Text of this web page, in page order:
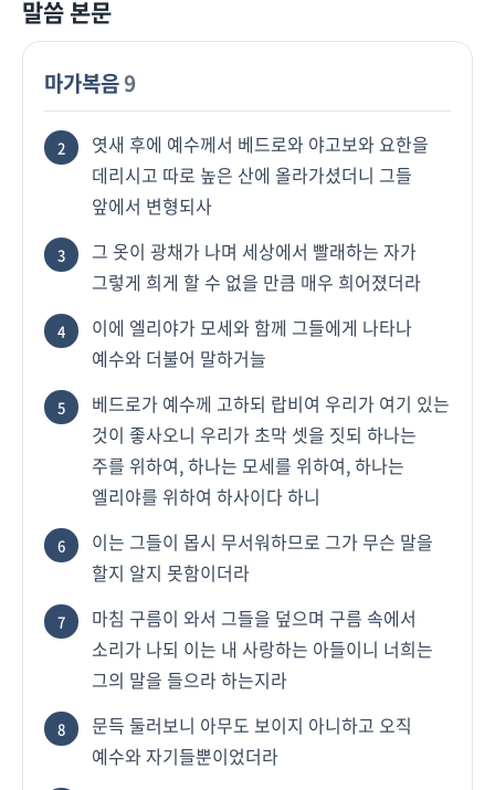
말씀 본문
마가복음9
2
엿새 후에 예수께서 베드로와 야고보와 요한을
데리시고 따로 높은 산에 올라가셨더니 그들
앞에서 변형되사
3
그 옷이 광채가 나며 세상에서 빨래하는 자가
그렇게 희게 할 수 없을 만큼 매우 희어졌더라
4
이에 엘리야가 모세와 함께 그들에게 나타나
예수와 더불어 말하거늘
5
베드로가 예수께 고하되 랍비여 우리가 여기 있는
것이 좋사오니 우리가 초막 셋을 짓되 하나는
주를 위하여, 하나는 모세를 위하여, 하나는
엘리야를 위하여 하사이다 하니
6
이는 그들이 몹시 무서워하므로 그가 무슨 말을
할지 알지 못함이더라
7
마침 구름이 와서 그들을 덮으며 구름 속에서
소리가 나되 이는 내 사랑하는 아들이니 너희는
그의 말을 들으라 하는지라
8
문득 둘러보니 아무도 보이지 아니하고 오직
예수와 자기들뿐이었더라